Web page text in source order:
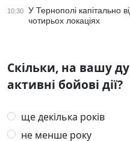
10:30
У Тернополі капітально
чотирьох локаціях
Скільки, на вашу
активні бойові дії?
ще декілька років
не менше року